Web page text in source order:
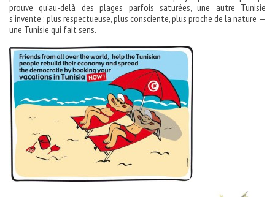
prouve qu’au-delà des plages parfois saturées, une autre Tunisie
s’invente : plus respectueuse, plus consciente, plus proche de la nature —
une Tunisie qui fait sens.